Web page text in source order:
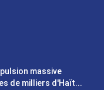
massive
de milliers d'Haït...